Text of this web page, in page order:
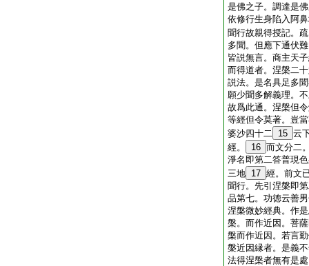
是佛之子。調達是
依修行生身陷入阿
聞行故親得授記。
多聞。但應下通伏
皆説無言。商主天
而得道者。涅槃二
説法。是名具足多
願少聞多解義理。
故爲此通。涅槃但
等經但令莫著。豈
婆沙四十二 15 云
經。
16 而文分二
淨名即第二答普現
三地 17 經。前文
聞行。先引涅槃即
品第七。功徳云善
涅槃微妙經典。作
槃。而作近因。菩
槃而作近因。若言
槃近因縁者。是義
法得涅槃者無有是